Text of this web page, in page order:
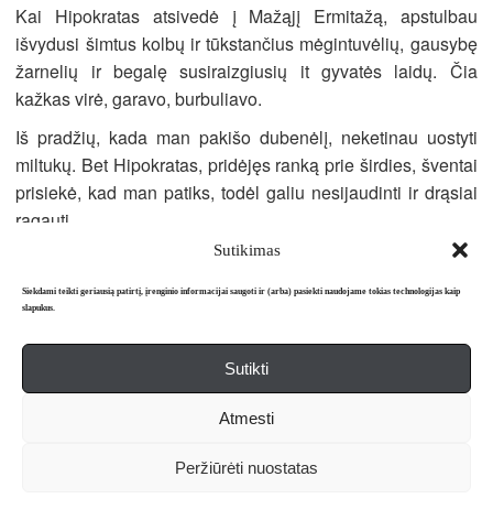
Sutikimas
Siekdami teikti geriausią patirtį, įrenginio informacijai saugoti ir (arba) pasiekti naudojame tokias technologijas kaip
slapukus.
Sutikti
Atmesti
Peržiūrėti nuostatas
Kai Hipokratas atsivedė į Mažąjį Ermitažą, apstulbau
išvydusi šimtus kolbų ir tūkstančius mėgintuvėlių, gausybę
žarnelių ir begalę susiraizgiusių it gyvatės laidų. Čia
kažkas virė, garavo, burbuliavo.
Iš pradžių, kada man pakišo dubenėlį, neketinau uostyti
miltukų. Bet Hipokratas, pridėjęs ranką prie širdies, šventai
prisiekė, kad man patiks, todėl galiu nesijaudinti ir drąsiai
ragauti.
Pirmąjį kartą pauosčius, lyg ir nieko neatsitiko, kvapas kaip
kvapas. Tačiau po antrojo, jau gerokai sodresnio įkvėpimo
pajutau jėgų antplūdį, stačiai palaimingą nušvitimą ir staiga
patikėjau, kad nuo šiol ne tik Akropolis, bet ir likęs pasaulis
Galvoje lyg paukščiai sukilo begalybė prasmingų
pajėgi į nežinomą kalbą – čia ir dabar! – išversti ne tik